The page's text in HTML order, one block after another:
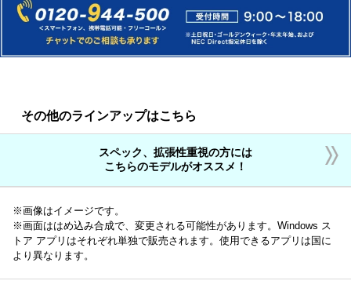
NEC Directで販売するカスタマイズパソコンLAVIE Directはパソコン
の開発・生産を行っている自社の国内工場で一貫した品質管理を実施
製品設計時、お客様の利用シーンを想定して、何種類もの品質試験を
実施しています。
生産時の品質チェック
カメラを使った外観検査、RFIDカードを利用した添付品選別などで間
違いのない生産を行っています。
その他のラインアップはこちら
スペック、拡張性重視の方には
こちらのモデルがオススメ！
※画像はイメージです。
※画面ははめ込み合成で、変更される可能性があります。Windows ス
トア アプリはそれぞれ単独で販売されます。使用できるアプリは国に
より異なります。